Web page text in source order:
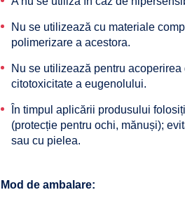
Nu se utilizează cu materiale
polimerizare a acestora.
Nu se utilizează pentru
citotoxicitate a eugenolului.
În timpul aplicării produsului
(protecție pentru ochi, mănuși);
sau cu pielea.
Mod de ambalare: